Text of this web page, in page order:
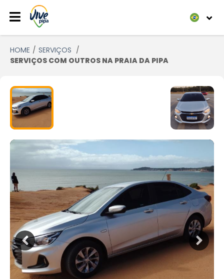
HOME
SERVIÇOS
SERVIÇOS COM OUTROS NA PRAIA DA PIPA